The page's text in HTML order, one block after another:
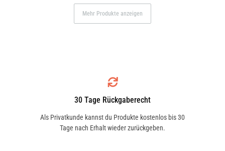
Mehr Produkte anzeigen
30 Tage Rückgaberecht
Als Privatkunde kannst du Produkte kostenlos bis 30
Tage nach Erhalt wieder zurückgeben.